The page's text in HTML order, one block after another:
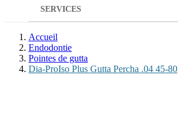
SERVICES
Accueil
Endodontie
Pointes de gutta
Dia-ProIso Plus Gutta Percha .04 45-80